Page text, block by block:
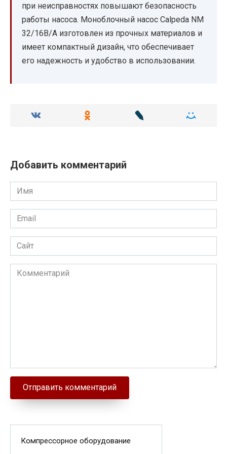
при неисправностях повышают безопасность
работы насоса. Моноблочный насос Calpeda NM
32/16B/A изготовлен из прочных материалов и
имеет компактный дизайн, что обеспечивает
его надежность и удобство в использовании.
Добавить комментарий
Имя
Email
Сайт
Комментарий
Компрессорное оборудование